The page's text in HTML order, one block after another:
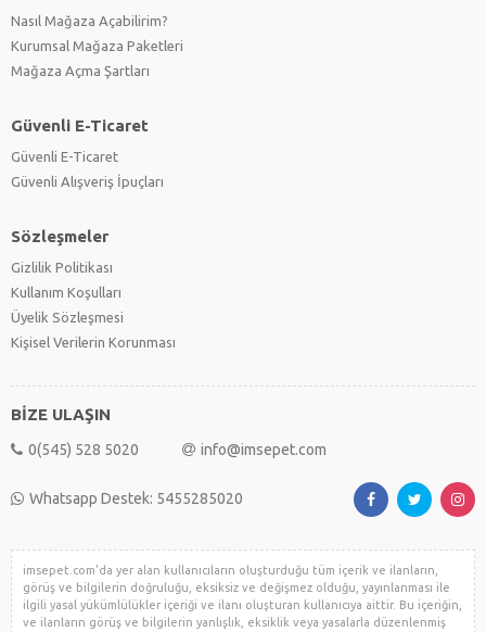
Nasıl Mağaza Açabilirim?
Kurumsal Mağaza Paketleri
Mağaza Açma Şartları
Güvenli E-Ticaret
Güvenli E-Ticaret
Güvenli Alışveriş İpuçları
Sözleşmeler
Gizlilik Politikası
Kullanım Koşulları
Üyelik Sözleşmesi
Kişisel Verilerin Korunması
BİZE ULAŞIN
0(545) 528 5020 info@imsepet.com
Whatsapp Destek: 5455285020
imsepet.com'da yer alan kullanıcıların oluşturduğu tüm içerik ve ilanların,
görüş ve bilgilerin doğruluğu, eksiksiz ve değişmez olduğu, yayınlanması ile
ilgili yasal yükümlülükler içeriği ve ilanı oluşturan kullanıcıya aittir. Bu içeriğin,
ve ilanların görüş ve bilgilerin yanlışlık, eksiklik veya yasalarla düzenlenmiş